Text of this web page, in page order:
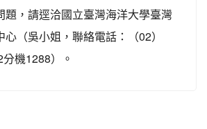
題，請逕洽國立臺灣海洋大學臺灣
心（吳小姐，聯絡電話：（02）
機1288）。